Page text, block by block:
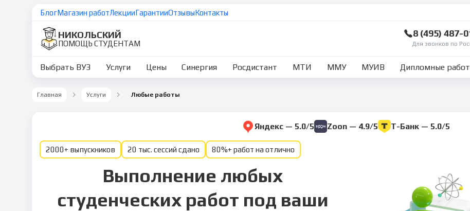
БлогМагазин работЛекцииГарантииОтзывыКонтакты
НИКОЛЬСКИЙ
ПОМОЩЬ СТУДЕНТАМ
8 (495) 487-
Для звонков по
Выбрать ВУЗ Услуги Цены Синергия Росдистант МТИ ММУ МУИВ Дипломные
Главная Услуги Любые работы
Яндекс — 5.0/5 Zoon — 4.9/5 Т-Банк — 5.0/5
2000+ выпускников 20 тыс. сессий сдано 80%+ работ на отлично
Выполнение любых
студенческих работ под ваши